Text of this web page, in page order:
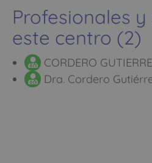
Profesionales
este centro (2)
CORDERO
Dra. Cordero